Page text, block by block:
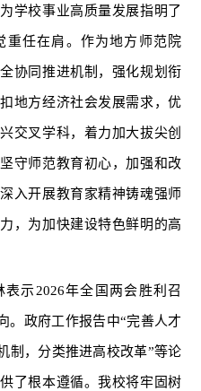
学校事业高质量发展指明了
重任在肩。作为地方师范院
协同推进机制，强化规划衔
地方经济社会发展需求，优
交叉学科，着力加大拔尖创
守师范教育初心，加强和改
入开展教育家精神铸魂强师
，为加快建设特色鲜明的高
示2026年全国两会胜利召
。政府工作报告中“完善人才
制，分类推进高校改革”等论
了根本遵循。我校将牢固树